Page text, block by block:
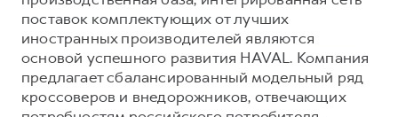
поставок комплектующих от лучших
иностранных производителей являются
основой успешного развития HAVAL. Компания
предлагает сбалансированный модельный ряд
кроссоверов и внедорожников, отвечающих